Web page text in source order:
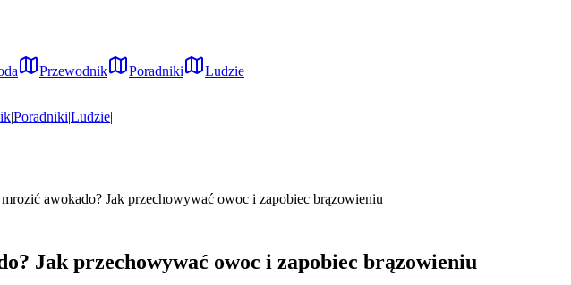
Przewodnik Poradniki
Ludzie
|Poradniki|Ludzie|
awokado? Jak przechowywać owoc i zapobiec brązowieniu
Jak przechowywać owoc i zapobiec brązowieniu